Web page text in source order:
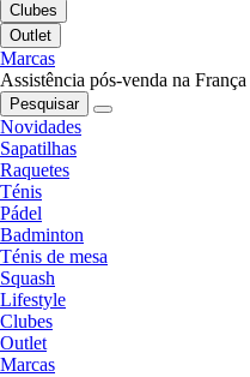
Clubes
Outlet
Marcas
Assistência pós-venda na França
Pesquisar
Novidades
Sapatilhas
Raquetes
Ténis
Pádel
Badminton
Ténis de mesa
Squash
Lifestyle
Clubes
Outlet
Marcas